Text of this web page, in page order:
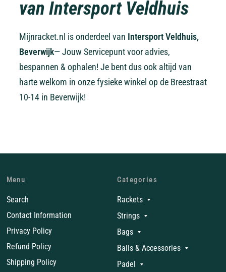
van Intersport Veldhuis
Mijnracket.nl is onderdeel van Intersport Veldhuis,
Beverwijk— Jouw Servicepunt voor advies,
bespannen & ophalen! Je bent dus ook altijd van
harte welkom in onze fysieke winkel op de Breestraat
10-14 in Beverwijk!
Menu
Search
Contact Information
Privacy Policy
Refund Policy
Shipping Policy
Categories
Rackets
Strings
Bags
Balls & Accessories
Padel